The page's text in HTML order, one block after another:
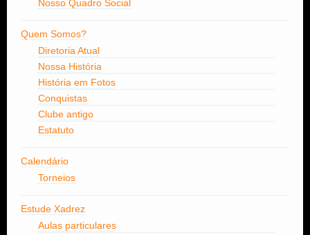
Nosso Quadro Social
Quem Somos?
Diretoria Atual
Nossa História
História em Fotos
Conquistas
Clube antigo
Estatuto
Calendário
Torneios
Estude Xadrez
Aulas particulares